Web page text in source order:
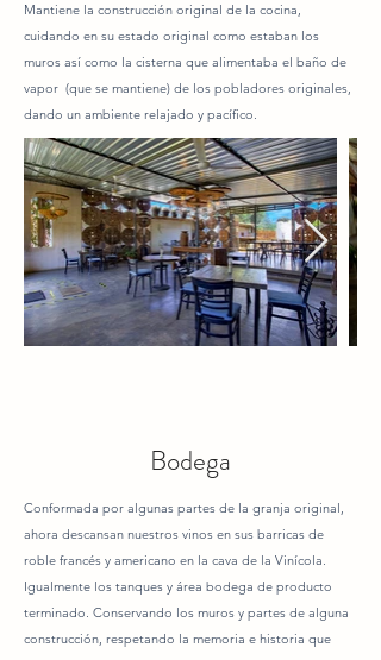
Mantiene la construcción original de la cocina,
cuidando en su estado original como estaban los
muros así como la cisterna que alimentaba el baño de
vapor (que se mantiene) de los pobladores originales,
dando un ambiente relajado y pacífico.
Bodega
Conformada por algunas partes de la granja original,
ahora descansan nuestros vinos en sus barricas de
roble francés y americano en la cava de la Vinícola.
Igualmente los tanques y área bodega de producto
terminado. Conservando los muros y partes de alguna
construcción, respetando la memoria e historia que